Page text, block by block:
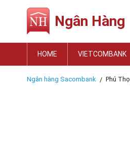
Ngân Hàng
HOME VIETCOMBANK
Ngân hàng Sacombank Phú Thọ